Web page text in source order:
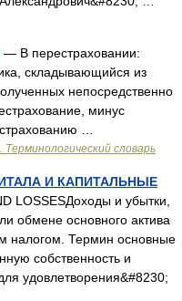
— В перестраховании:
складывающийся из
непосредственно
минус
…
словарь
И КАПИТАЛЬНЫЕ
LOSSESДоходы и убытки,
обмене основного актива
налогом. Термин основные
собственность и
удовлетворения&#8230;